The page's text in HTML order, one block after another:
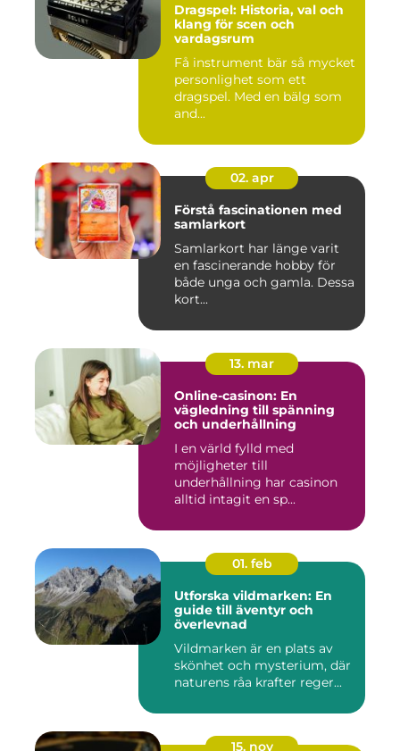
Dragspel: Historia, val och
klang för scen och
vardagsrum
Få instrument bär så mycket
personlighet som ett
dragspel. Med en bälg som
and...
02. apr
Förstå fascinationen med
samlarkort
Samlarkort har länge varit
en fascinerande hobby för
både unga och gamla. Dessa
kort...
13. mar
Online-casinon: En
vägledning till spänning
och underhållning
I en värld fylld med
möjligheter till
underhållning har casinon
alltid intagit en sp...
01. feb
Utforska vildmarken: En
guide till äventyr och
överlevnad
Vildmarken är en plats av
skönhet och mysterium, där
naturens råa krafter reger...
15. nov